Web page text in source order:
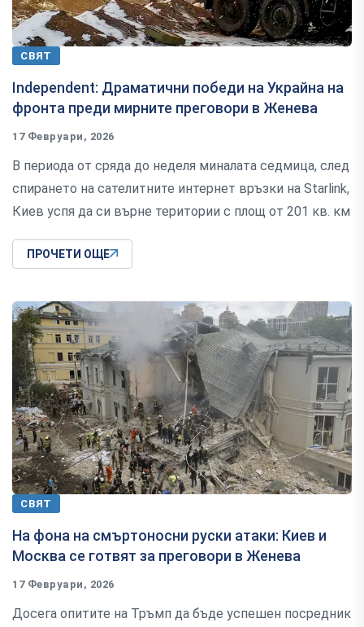
СВЯТ
Independent: Драматични победи на Украйна на
фронта преди мирните преговори в Женева
17 Февруари, 2026
В периода от сряда до неделя миналата седмица, след
спирането на сателитните интернет връзки на Starlink,
Киев успя да си върне територии с площ от 201 кв. км
ПРОЧЕТИ ОЩЕ
СВЯТ
На фона на смъртоносни руски атаки: Киев и
Москва се готвят за преговори в Женева
17 Февруари, 2026
Досега опитите на Тръмп да бъде успешен посредник